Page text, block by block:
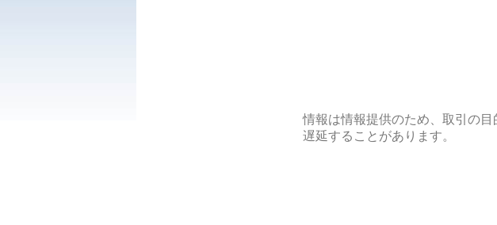
情報は情報提供のため、取引の
遅延することがあります。